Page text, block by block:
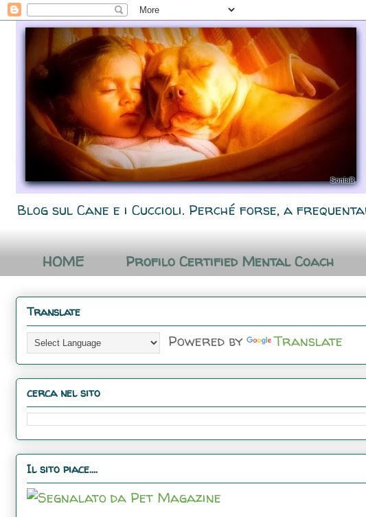
Blog sul Cane e i Cuccioli. Perché forse, a
HOME Profilo Certified Mental Coach
Translate
Powered by Translate
cerca nel sito
Il sito piace....